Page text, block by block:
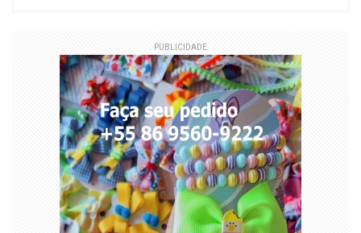
PUBLICIDADE